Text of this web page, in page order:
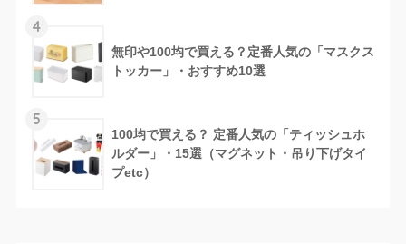
4
無印や100均で買える？定番人気の「マスクス
トッカー」・おすすめ10選
5
100均で買える？ 定番人気の「ティッシュホ
ルダー」・15選（マグネット・吊り下げタイ
プetc）